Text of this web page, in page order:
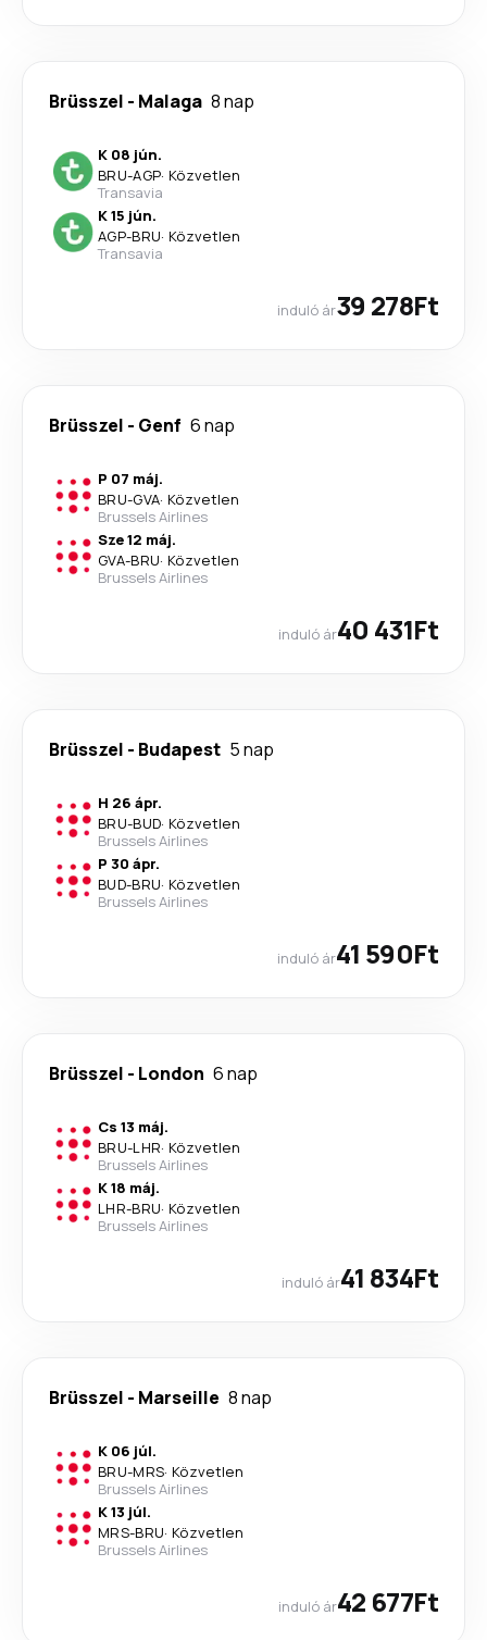
Brüsszel - Malaga 8 nap
K 08 jún.
BRU-AGP· Közvetlen
Transavia
K 15 jún.
AGP-BRU· Közvetlen
Transavia
induló ár39 278Ft
Brüsszel - Genf 6 nap
P 07 máj.
BRU-GVA· Közvetlen
Brussels Airlines
Sze 12 máj.
GVA-BRU· Közvetlen
Brussels Airlines
induló ár40 431Ft
Brüsszel - Budapest 5 nap
H 26 ápr.
BRU-BUD· Közvetlen
Brussels Airlines
P 30 ápr.
BUD-BRU· Közvetlen
Brussels Airlines
induló ár41 590Ft
Brüsszel - London 6 nap
Cs 13 máj.
BRU-LHR· Közvetlen
Brussels Airlines
K 18 máj.
LHR-BRU· Közvetlen
Brussels Airlines
induló ár41 834Ft
Brüsszel - Marseille 8 nap
K 06 júl.
BRU-MRS· Közvetlen
Brussels Airlines
K 13 júl.
MRS-BRU· Közvetlen
Brussels Airlines
induló ár42 677Ft